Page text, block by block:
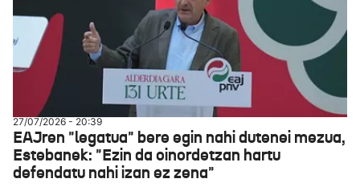
27/07/2026 - 20:39
EAJren "legatua" bere egin nahi dutenei mezua,
Estebanek: "Ezin da oinordetzan hartu
defendatu nahi izan ez zena"